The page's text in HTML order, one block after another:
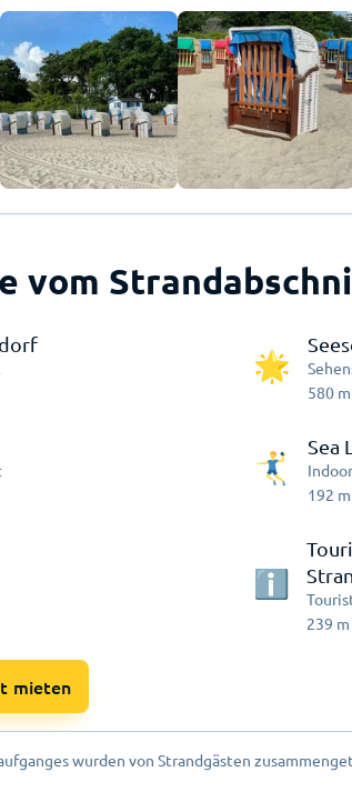
vom
580 m
Sea
192 m
239 m
mieten
wurden von Strandgästen